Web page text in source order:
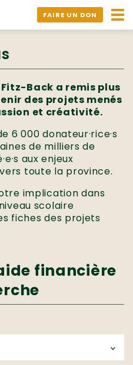
FAIRE UN DON
Back a remis plus
des projets menés
et créativité.
6 000 donateur·rice·s
de milliers de
aux enjeux
toute la province.
implication dans
scolaire
fiches des projets
financière